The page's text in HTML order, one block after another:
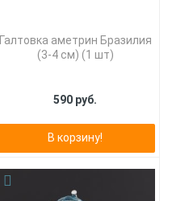
Галтовка аметрин Бразилия
(3-4 см) (1 шт)
590 руб.
В корзину!